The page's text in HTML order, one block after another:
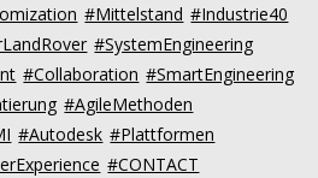
#Mittelstand #Industrie40
#SystemEngineering
#Collaboration #SmartEngineering
#AgileMethoden
#Autodesk #Plattformen
#CONTACT